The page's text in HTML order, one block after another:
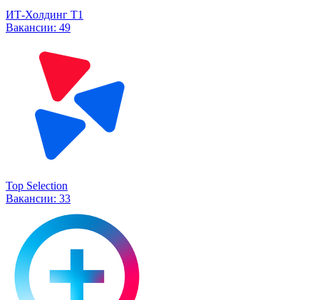
ИТ-Холдинг Т1
Вакансии: 49
Top Selection
Вакансии: 33